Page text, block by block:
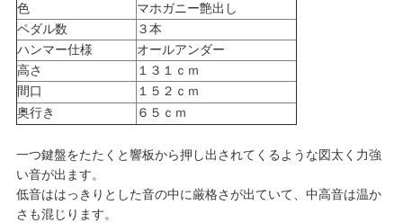
色
マホガニー艶出し
ペダル数
３本
ハンマー仕様
オールアンダー
高さ
１３１ｃｍ
間口
１５２ｃｍ
奥行き
６５ｃｍ
一つ鍵盤をたたくと響板から押し出されてくるような図太く力強
い音が出ます。
低音ははっきりとした音の中に厳格さが出ていて、中高音は温か
さも混じります。